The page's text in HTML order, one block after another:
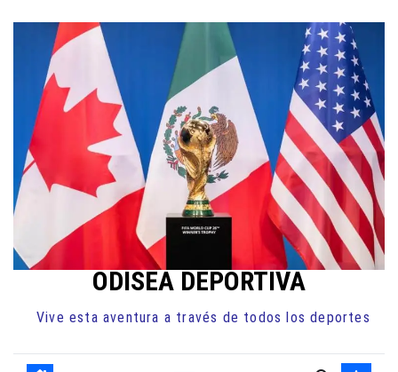
contenido
ODISEA DEPORTIVA
Vive esta aventura a través de todos los deportes